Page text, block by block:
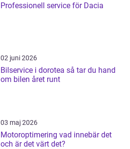
Professionell service för Dacia
02 juni 2026
Bilservice i dorotea så tar du hand
om bilen året runt
03 maj 2026
Motoroptimering vad innebär det
och är det värt det?